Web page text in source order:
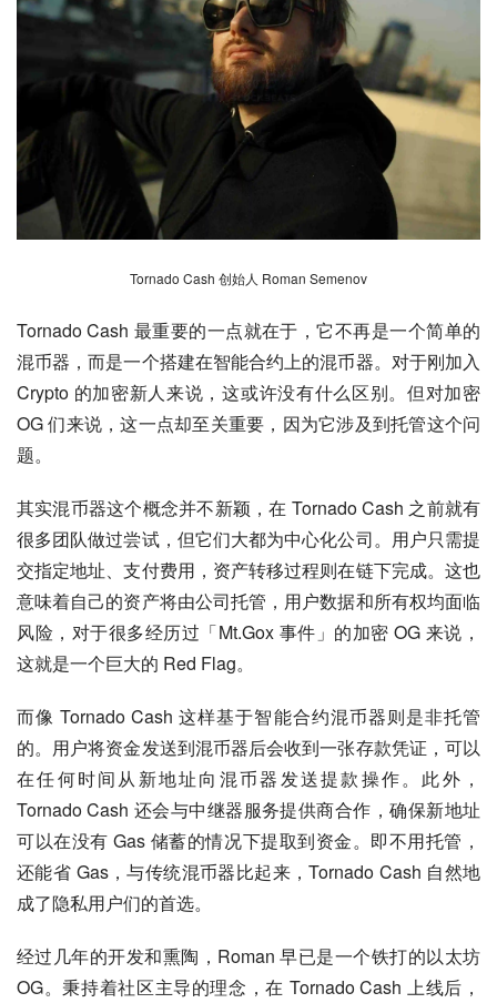
Tornado Cash 创始人 Roman Semenov
Tornado Cash 最重要的一点就在于，它不再是一个简单的
混币器，而是一个搭建在智能合约上的混币器。对于刚加入
Crypto 的加密新人来说，这或许没有什么区别。但对加密
OG 们来说，这一点却至关重要，因为它涉及到托管这个问
题。
其实混币器这个概念并不新颖，在 Tornado Cash 之前就有
很多团队做过尝试，但它们大都为中心化公司。用户只需提
交指定地址、支付费用，资产转移过程则在链下完成。这也
意味着自己的资产将由公司托管，用户数据和所有权均面临
风险，对于很多经历过「Mt.Gox 事件」的加密 OG 来说，
这就是一个巨大的 Red Flag。
而像 Tornado Cash 这样基于智能合约混币器则是非托管
的。用户将资金发送到混币器后会收到一张存款凭证，可以
在任何时间从新地址向混币器发送提款操作。此外，
Tornado Cash 还会与中继器服务提供商合作，确保新地址
可以在没有 Gas 储蓄的情况下提取到资金。即不用托管，
还能省 Gas，与传统混币器比起来，Tornado Cash 自然地
成了隐私用户们的首选。
经过几年的开发和熏陶，Roman 早已是一个铁打的以太坊
OG。秉持着社区主导的理念，在 Tornado Cash 上线后，